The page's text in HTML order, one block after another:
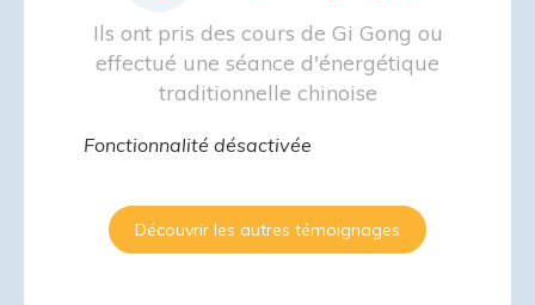
Ils ont pris des cours de Gi Gong ou
effectué une séance d'énergétique
traditionnelle chinoise
Fonctionnalité désactivée
Découvrir les autres témoignages